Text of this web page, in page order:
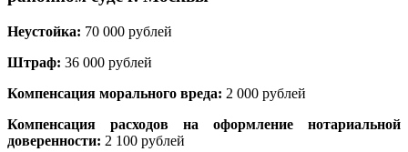
Неустойка: 70 000 рублей
Штраф: 36 000 рублей
Компенсация морального вреда: 2 000 рублей
Компенсация расходов на оформление нотариальной
доверенности: 2 100 рублей